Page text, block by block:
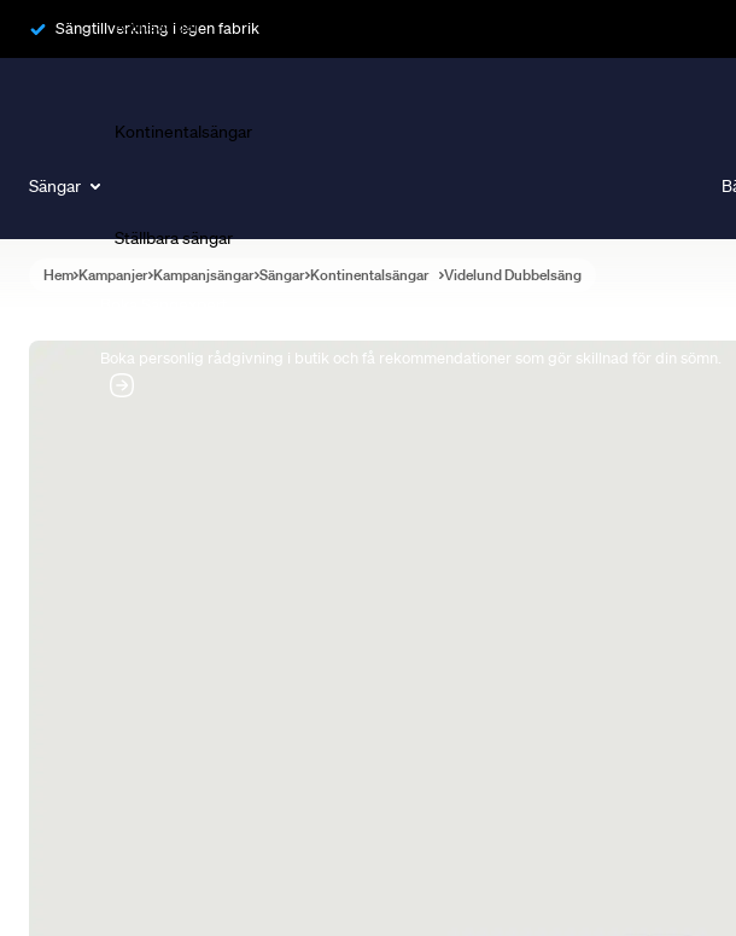
Sängtillverkning i egen fabrik
Sängar
Ramsängar
Kontinentalsängar
Ställbara sängar
Boka personlig rådgivning i butik och få rekommendationer som gör skillnad för din sömn.
Hem Kampanjer Kampanjsängar Sängar Kontinentalsängar Videlund Dubbelsäng